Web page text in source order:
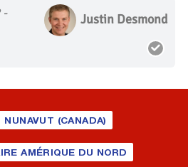
-
Justin Desmond
NUNAVUT (CANADA)
AMÉRIQUE DU NORD